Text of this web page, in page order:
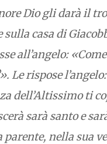
Dio gli darà il
sulla casa di
all’angelo:
Le rispose
dell’Altissimo ti
sarà santo e
parente, nella sua